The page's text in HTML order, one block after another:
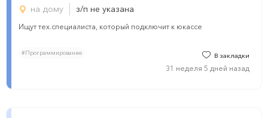
на дому з/п не указана
Ищут тех.специалиста, который подключит к юкассе
#Программирование В закладки
31 неделя 5 дней назад